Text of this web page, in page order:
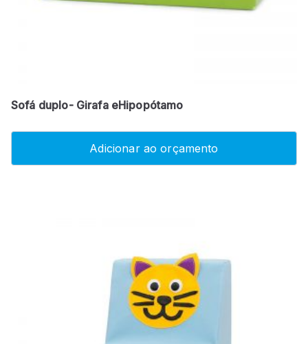
Sofá duplo- Girafa eHipopótamo
Adicionar ao orçamento